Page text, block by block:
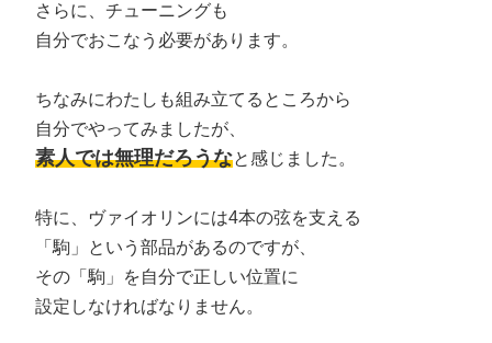
さらに、チューニングも
自分でおこなう必要があります。
ちなみにわたしも組み立てるところから
自分でやってみましたが、
素人では無理だろうなと感じました。
特に、ヴァイオリンには4本の弦を支える
「駒」という部品があるのですが、
その「駒」を自分で正しい位置に
設定しなければなりません。